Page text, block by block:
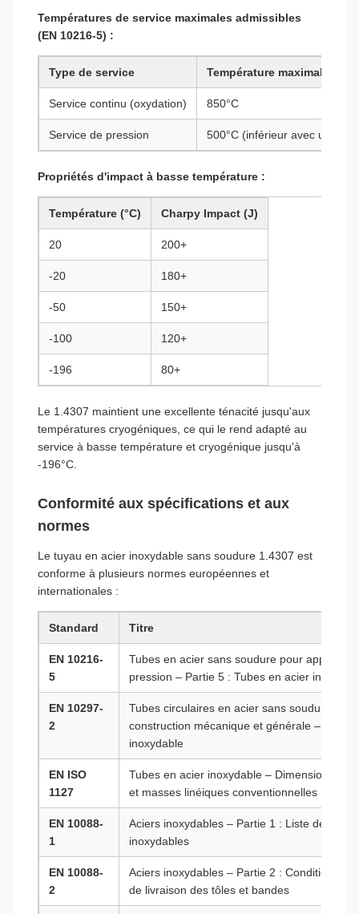
Températures de service maximales admissibles
(EN 10216-5) :
Type de service Température maximale
Service continu (oxydation) 850°C
Service de pression 500°C (inférieur avec une
Propriétés d'impact à basse température :
Température (°C) Charpy Impact (J)
20 200+
-20 180+
-50 150+
-100 120+
-196 80+
Le 1.4307 maintient une excellente ténacité jusqu'aux
températures cryogéniques, ce qui le rend adapté au
service à basse température et cryogénique jusqu'à
-196°C.
Conformité aux spécifications et aux
normes
Le tuyau en acier inoxydable sans soudure 1.4307 est
conforme à plusieurs normes européennes et
internationales :
Standard Titre
EN 10216-
5
Tubes en acier sans soudure pour appareils
pression – Partie 5 : Tubes en acier
EN 10297-
2
Tubes circulaires en acier sans soudure
construction mécanique et générale – Partie
inoxydable
EN ISO
1127
Tubes en acier inoxydable – Dimensions,
et masses linéiques conventionnelles
EN 10088-
1
Aciers inoxydables – Partie 1 : Liste des
inoxydables
EN 10088-
2
Aciers inoxydables – Partie 2 : Conditions
de livraison des tôles et bandes